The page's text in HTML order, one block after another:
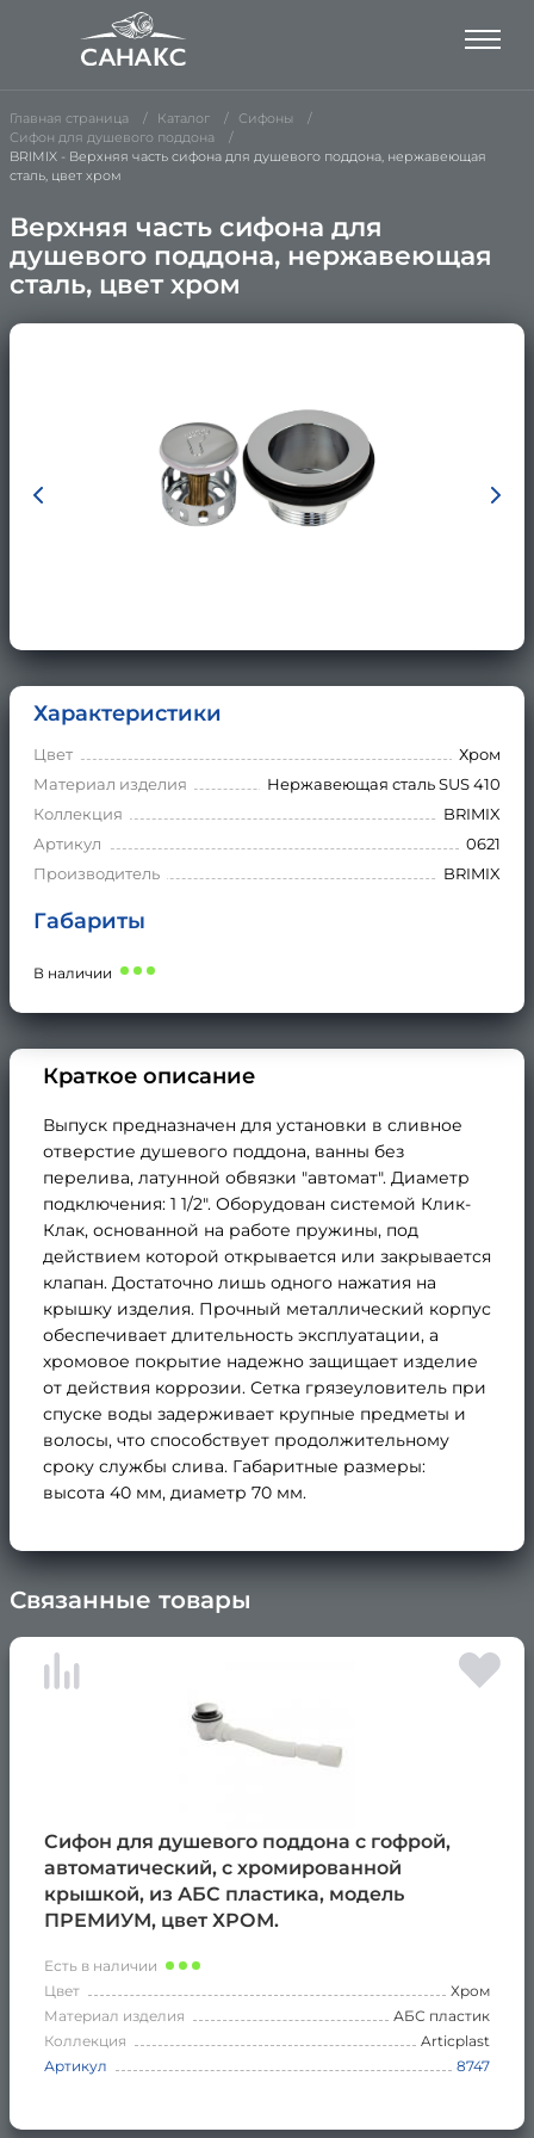
Главная страница Каталог
Сифоны
Сифон для душевого поддона
BRIMIX - Верхняя часть сифона для душевого поддона, нержавеющая
сталь, цвет хром
Верхняя часть сифона для
душевого поддона, нержавеющая
сталь, цвет хром
Характеристики
Цвет
Хром
Материал изделия
Нержавеющая сталь SUS 410
Коллекция
BRIMIX
Артикул
0621
Производитель
BRIMIX
Габариты
В наличии
Краткое описание
Выпуск предназначен для установки в сливное
отверстие душевого поддона, ванны без
перелива, латунной обвязки "автомат". Диаметр
подключения: 1 1/2". Оборудован системой Клик-
Клак, основанной на работе пружины, под
действием которой открывается или закрывается
клапан. Достаточно лишь одного нажатия на
крышку изделия. Прочный металлический корпус
обеспечивает длительность эксплуатации, а
хромовое покрытие надежно защищает изделие
от действия коррозии. Сетка грязеуловитель при
спуске воды задерживает крупные предметы и
волосы, что способствует продолжительному
сроку службы слива. Габаритные размеры:
высота 40 мм, диаметр 70 мм.
Связанные товары
Сифон для душевого поддона с гофрой,
автоматический, с хромированной
крышкой, из АБС пластика, модель
ПРЕМИУМ, цвет ХРОМ.
Есть в наличии
Цвет
Хром
Материал изделия
АБС пластик
Коллекция
Articplast
Артикул
8747